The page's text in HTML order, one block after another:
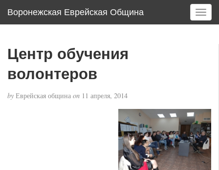
Воронежская Еврейская Община
T
o
i
g
a
t
i
o
Центр обучения
волонтеров
by Еврейская община on 11 апреля, 2014